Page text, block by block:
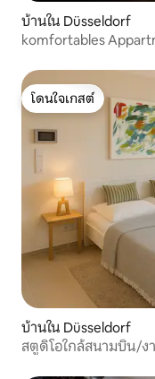
บ้านใน Düsseldorf
komfortables
โดนใจเกสต์
โดนใจเกสต์
บ้านใน Düsseldorf
สตูดิโอใกล้สนามบิน/ง